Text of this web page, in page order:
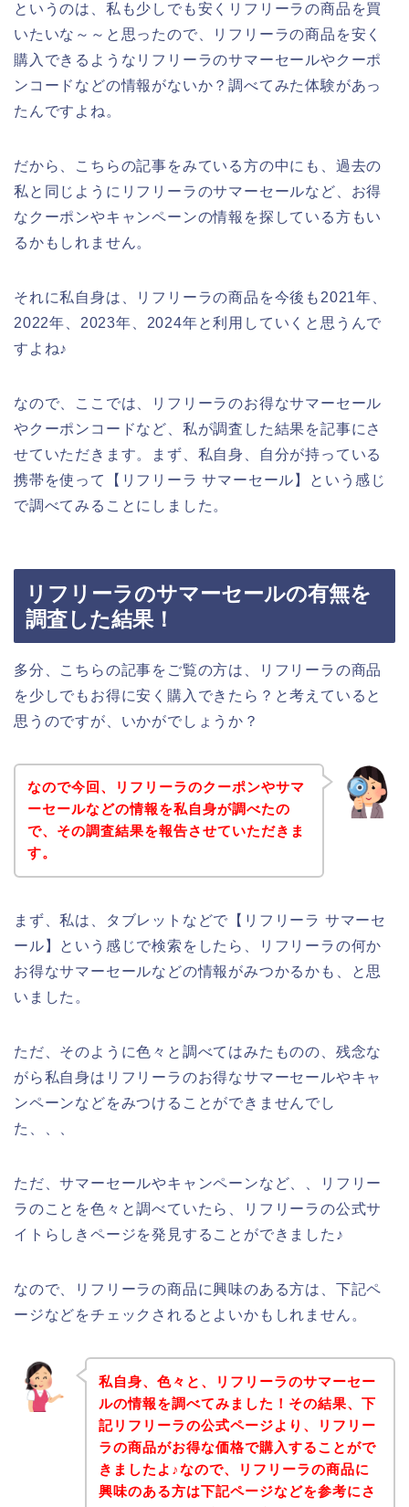
というのは、私も少しでも安くリフリーラの商品を買
いたいな～～と思ったので、リフリーラの商品を安く
購入できるようなリフリーラのサマーセールやクーポ
ンコードなどの情報がないか？調べてみた体験があっ
たんですよね。
だから、こちらの記事をみている方の中にも、過去の
私と同じようにリフリーラのサマーセールなど、お得
なクーポンやキャンペーンの情報を探している方もい
るかもしれません。
それに私自身は、リフリーラの商品を今後も2021年、
2022年、2023年、2024年と利用していくと思うんで
すよね♪
なので、ここでは、リフリーラのお得なサマーセール
やクーポンコードなど、私が調査した結果を記事にさ
せていただきます。まず、私自身、自分が持っている
携帯を使って【リフリーラ サマーセール】という感じ
で調べてみることにしました。
リフリーラのサマーセールの有無を
調査した結果！
多分、こちらの記事をご覧の方は、リフリーラの商品
を少しでもお得に安く購入できたら？と考えていると
思うのですが、いかがでしょうか？
なので今回、リフリーラのクーポンやサマ
ーセールなどの情報を私自身が調べたの
で、その調査結果を報告させていただきま
す。
まず、私は、タブレットなどで【リフリーラ サマーセ
ール】という感じで検索をしたら、リフリーラの何か
お得なサマーセールなどの情報がみつかるかも、と思
いました。
ただ、そのように色々と調べてはみたものの、残念な
がら私自身はリフリーラのお得なサマーセールやキャ
ンペーンなどをみつけることができませんでし
た、、、
ただ、サマーセールやキャンペーンなど、、リフリー
ラのことを色々と調べていたら、リフリーラの公式サ
イトらしきページを発見することができました♪
なので、リフリーラの商品に興味のある方は、下記ペ
ージなどをチェックされるとよいかもしれません。
私自身、色々と、リフリーラのサマーセー
ルの情報を調べてみました！その結果、下
記リフリーラの公式ページより、リフリー
ラの商品がお得な価格で購入することがで
きましたよ♪なので、リフリーラの商品に
興味のある方は下記ページなどを参考にさ